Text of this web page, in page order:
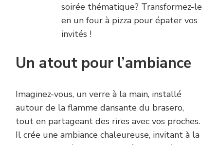
soirée thématique? Transformez-le
en un four à pizza pour épater vos
invités !
Un atout pour l’ambiance
Imaginez-vous, un verre à la main, installé
autour de la flamme dansante du brasero,
tout en partageant des rires avec vos proches.
Il crée une ambiance chaleureuse, invitant à la